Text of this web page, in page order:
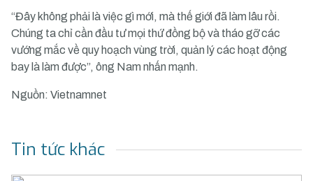
“Đây không phải là việc gì mới, mà thế giới đã làm lâu rồi.
Chúng ta chỉ cần đầu tư mọi thứ đồng bộ và tháo gỡ các
vướng mắc về quy hoạch vùng trời, quản lý các hoạt động
bay là làm được”, ông Nam nhấn mạnh.
Nguồn: Vietnamnet
Tin tức khác